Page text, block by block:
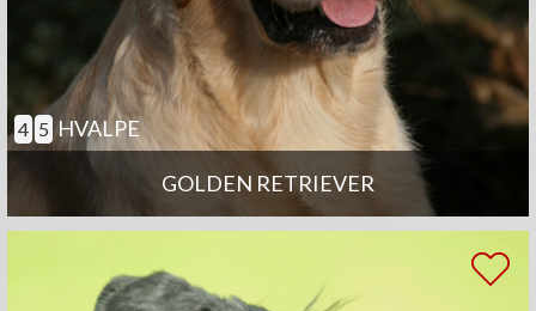
GOLDEN RETRIEVER
4 5 HVALPE